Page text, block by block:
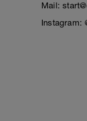
Mail:
Instagram: